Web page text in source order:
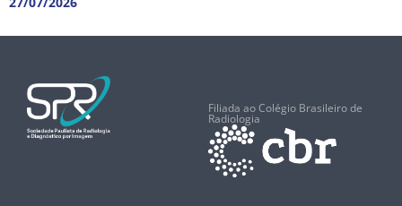
Filiada ao Colégio Brasileiro de
Radiologia